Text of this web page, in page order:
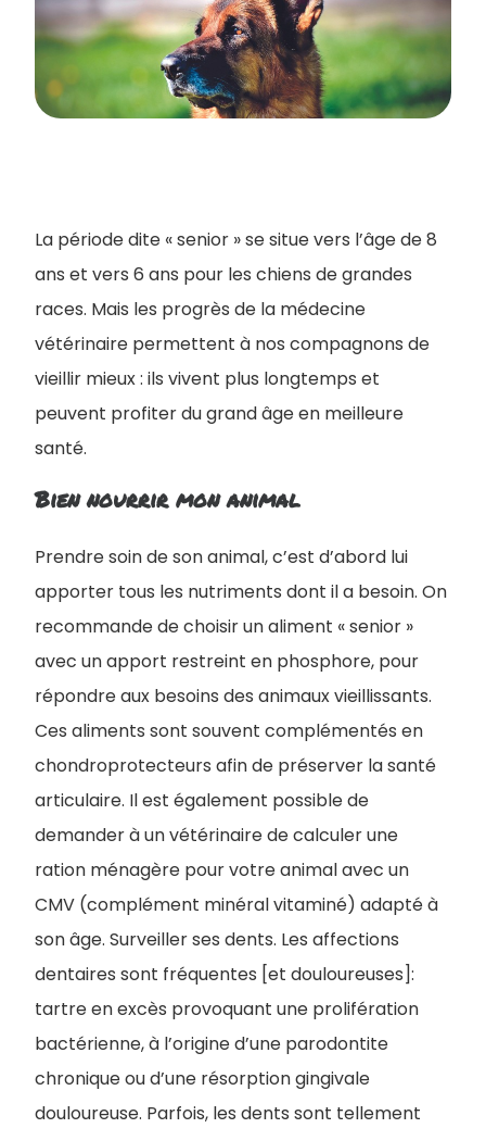
La période dite « senior » se situe vers l’âge de 8
ans et vers 6 ans pour les chiens de grandes
races. Mais les progrès de la médecine
vétérinaire permettent à nos compagnons de
vieillir mieux : ils vivent plus longtemps et
peuvent profiter du grand âge en meilleure
santé.
Bien nourrir mon animal
Prendre soin de son animal, c’est d’abord lui
apporter tous les nutriments dont il a besoin. On
recommande de choisir un aliment « senior »
avec un apport restreint en phosphore, pour
répondre aux besoins des animaux vieillissants.
Ces aliments sont souvent complémentés en
chondroprotecteurs afin de préserver la santé
articulaire. Il est également possible de
demander à un vétérinaire de calculer une
ration ménagère pour votre animal avec un
CMV (complément minéral vitaminé) adapté à
son âge. Surveiller ses dents. Les affections
dentaires sont fréquentes [et douloureuses]:
tartre en excès provoquant une prolifération
bactérienne, à l’origine d’une parodontite
chronique ou d’une résorption gingivale
douloureuse. Parfois, les dents sont tellement